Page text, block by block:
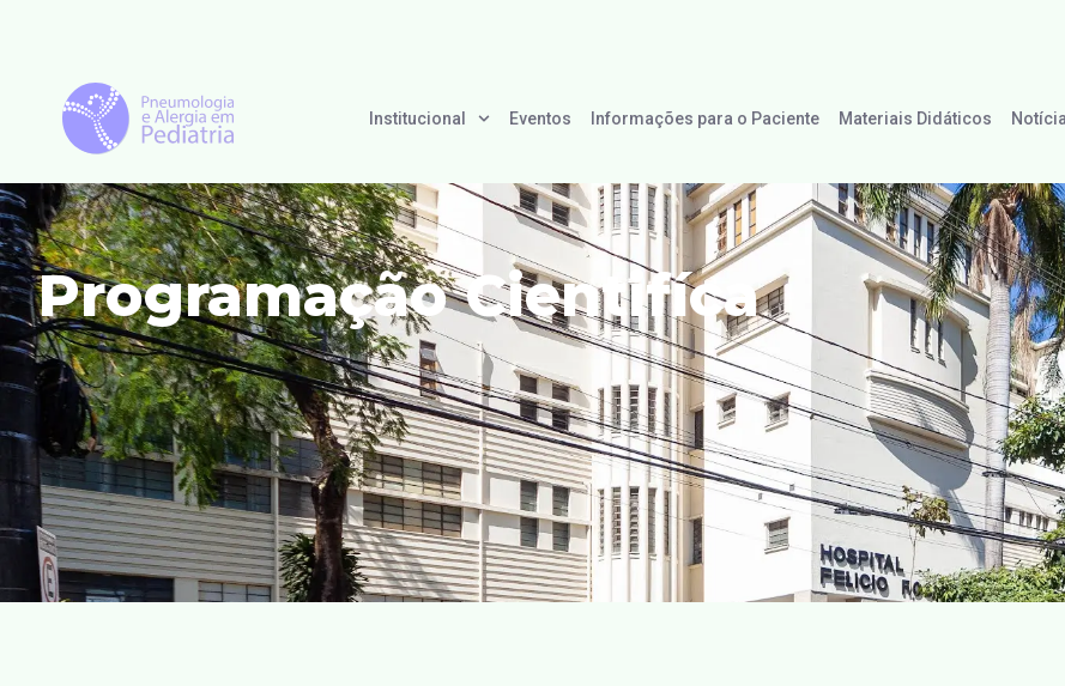
Institucional Eventos Informações para o Paciente Materiais Didáticos
Programação Cientifíca